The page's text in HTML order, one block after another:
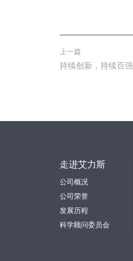
上一篇
持续创新，持续百强
走进艾力斯
公司概况
公司荣誉
发展历程
科学顾问委员会